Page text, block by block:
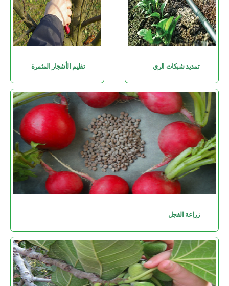
تمديد شبكات الري تقليم الأشجار المثمرة
زراعة الفجل